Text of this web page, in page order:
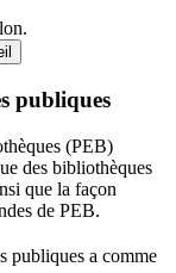
publiques
(PEB)
des bibliothèques
que la façon
de PEB.
publiques a comme